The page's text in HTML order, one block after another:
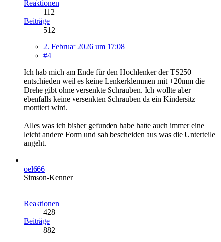
Reaktionen
112
Beiträge
512
2. Februar 2026 um 17:08
#4
Ich hab mich am Ende für den Hochlenker der TS250
entschieden weil es keine Lenkerklemmen mit +20mm die
Drehe gibt ohne versenkte Schrauben. Ich wollte aber
ebenfalls keine versenkten Schrauben da ein Kindersitz
montiert wird.
Alles was ich bisher gefunden habe hatte auch immer eine
leicht andere Form und sah bescheiden aus was die Unterteile
angeht.
oel666
Simson-Kenner
Reaktionen
428
Beiträge
882